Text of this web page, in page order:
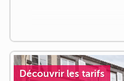
Découvrir les tarifs